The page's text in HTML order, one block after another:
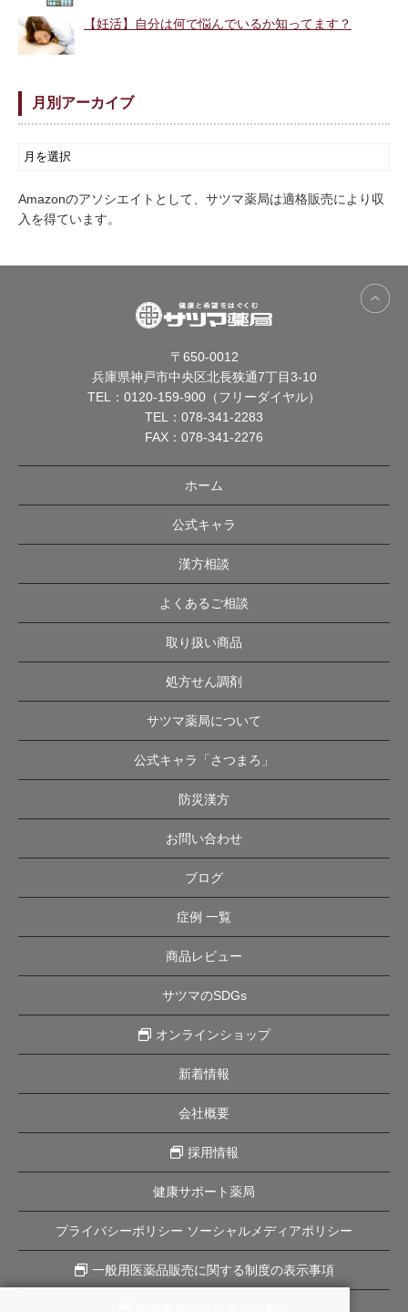
【妊活】自分は何で悩んでいるか知ってます？
月別アーカイブ
Amazonのアソシエイトとして、サツマ薬局は適格販売により収
入を得ています。
〒650-0012
兵庫県神戸市中央区北長狭通7丁目3-10
TEL： 0120-159-900（フリーダイヤル）
TEL： 078-341-2283
FAX：078-341-2276
ホーム
公式キャラ
漢方相談
よくあるご相談
取り扱い商品
処方せん調剤
サツマ薬局について
公式キャラ「さつまろ」
防災漢方
お問い合わせ
ブログ
症例 一覧
商品レビュー
サツマのSDGs
オンラインショップ
新着情報
会社概要
採用情報
健康サポート薬局
プライバシーポリシー ソーシャルメディアポリシー
一般用医薬品販売に関する制度の表示事項